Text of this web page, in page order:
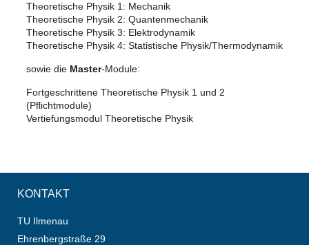
Theoretische Physik 1: Mechanik
Theoretische Physik 2: Quantenmechanik
Theoretische Physik 3: Elektrodynamik
Theoretische Physik 4: Statistische Physik/Thermodynamik
sowie die Master-Module:
Fortgeschrittene Theoretische Physik 1 und 2
(Pflichtmodule)
Vertiefungsmodul Theoretische Physik
KONTAKT
TU Ilmenau
Ehrenbergstraße 29